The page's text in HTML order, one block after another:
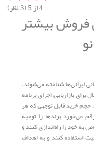
از 5 ( 3نظر)
فروش بیشتر
ایرانی‌ها شناخته می‌شوند.
بازاریابی، اجرای برنامه‌
خرید قابل توجهی که هر
می‌خورد برندها را توجیه
خود را راه‌اندازی کنند و
استفاده کنند و به اهداف